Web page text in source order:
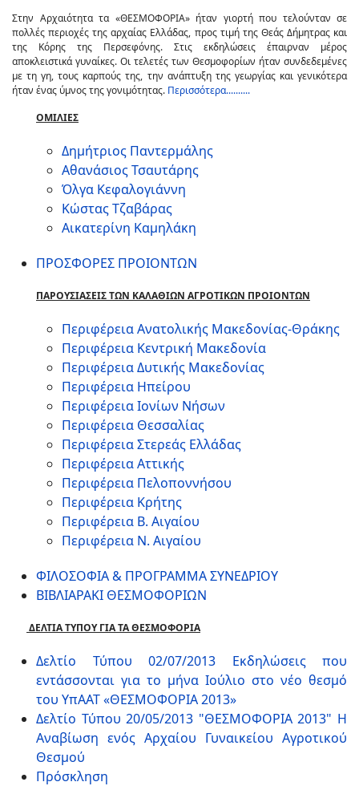
Στην Αρχαιότητα τα «ΘΕΣΜΟΦΟΡΙΑ» ήταν γιορτή που τελούνταν σε
πολλές περιοχές της αρχαίας Ελλάδας, προς τιμή της Θεάς Δήμητρας και
της Κόρης της Περσεφόνης. Στις εκδηλώσεις έπαιρναν μέρος
αποκλειστικά γυναίκες. Οι τελετές των Θεσμοφορίων ήταν συνδεδεμένες
με τη γη, τους καρπούς της, την ανάπτυξη της γεωργίας και γενικότερα
ήταν ένας ύμνος της γονιμότητας. Περισσότερα..........
ΟΜΙΛΙΕΣ
Δημήτριος Παντερμάλης
Αθανάσιος Τσαυτάρης
Όλγα Κεφαλογιάννη
Κώστας Τζαβάρας
Αικατερίνη Καμηλάκη
ΠΡΟΣΦΟΡΕΣ ΠΡΟΙΟΝΤΩΝ
ΠΑΡΟΥΣΙΑΣΕΙΣ ΤΩΝ ΚΑΛΑΘΙΩΝ ΑΓΡΟΤΙΚΩΝ ΠΡΟΙΟΝΤΩΝ
Περιφέρεια Ανατολικής Μακεδονίας-Θράκης
Περιφέρεια Κεντρική Μακεδονία
Περιφέρεια Δυτικής Μακεδονίας
Περιφέρεια Ηπείρου
Περιφέρεια Ιονίων Νήσων
Περιφέρεια Θεσσαλίας
Περιφέρεια Στερεάς Ελλάδας
Περιφέρεια Αττικής
Περιφέρεια Πελοποννήσου
Περιφέρεια Κρήτης
Περιφέρεια Β. Αιγαίου
Περιφέρεια Ν. Αιγαίου
ΦΙΛΟΣΟΦΙΑ & ΠΡΟΓΡΑΜΜΑ ΣΥΝΕΔΡΙΟΥ
ΒΙΒΛΙΑΡΑΚΙ ΘΕΣΜΟΦΟΡΙΩΝ
ΔΕΛΤΙΑ ΤΥΠΟΥ ΓΙΑ ΤΑ ΘΕΣΜΟΦΟΡΙΑ
Δελτίο Τύπου 02/07/2013 Εκδηλώσεις που
εντάσσονται για το μήνα Ιούλιο στο νέο θεσμό
του ΥπΑΑΤ «ΘΕΣΜΟΦΟΡΙΑ 2013»
Δελτίο Τύπου 20/05/2013 "ΘΕΣΜΟΦΟΡΙΑ 2013" Η
Αναβίωση ενός Αρχαίου Γυναικείου Αγροτικού
Θεσμού
Πρόσκληση